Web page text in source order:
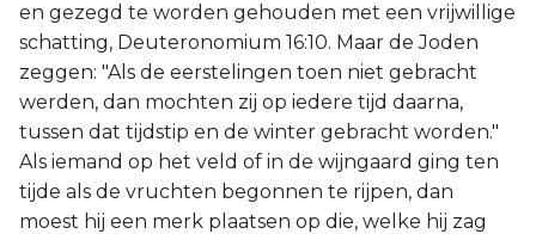
en gezegd te worden gehouden met een vrijwillige
schatting, Deuteronomium 16:10. Maar de Joden
zeggen: "Als de eerstelingen toen niet gebracht
werden, dan mochten zij op iedere tijd daarna,
tussen dat tijdstip en de winter gebracht worden."
Als iemand op het veld of in de wijngaard ging ten
tijde als de vruchten begonnen te rijpen, dan
moest hij een merk plaatsen op die, welke hij zag